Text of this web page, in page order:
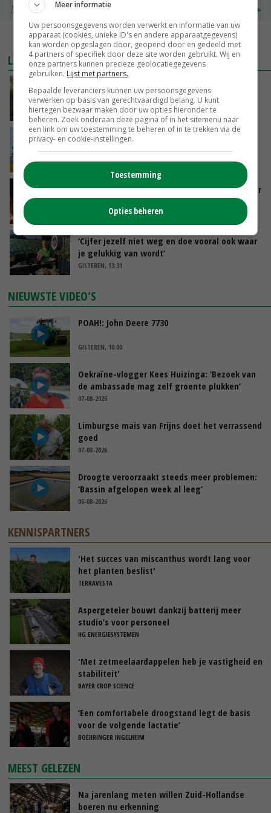
Zuivel NL
MEER MARKTPRIJZEN
LAATSTE NIEUWS
‘Samenwerking A-ware en Amalthea gaat
zorgen voor meer balans’
GISTEREN, 16:01
Internationale vraag naar geitenzuivel blijft
groot: Nederland in Europese top
GISTEREN, 15:33
Vlaamse varkensstapel krimpt, pluimveesector
groeit door schaalvergroting
GISTEREN, 15:20
‘Cijfer jezelf niet weg en doe vooral ook waar
je gelukkig van wordt’
GISTEREN, 13:31
NIEUWSTE VIDEO'S
POAH!: John Deere 7730
GISTEREN, 10:00
Oekraïne-vlogger Kees Huizinga: ‘Bezoek van
de ambassade mag zelf groente plukken’
07-08-2026
Limburgse mais van Frijns doet het verrassend
goed
07-08-2026
Droogte veroorzaakt steeds meer problemen:
‘Bassin afgelopen week al leeg’
06-08-2026
KENNISPARTNERS
'Het succes van miscanthus wordt lang voor
het planten beslist'
TERRAVESTA
Aspergeteler bouwt dankzij batterij meer
studio’s voor personeel
HG ENERGIESYSTEMEN
'Met zetmeelaardappelen heb je vastigheid en
stabiliteit'
BAYER CROP SCIENCE
‘Een comfortabele droogstand legt de basis
voor de volgende lactatie’
BOEHRINGER INGELHEIM
MEEST GELEZEN
Na jarenlang meten willen Zuid-Hollandse
boeren nu erkenning
Meer informatie
Uw persoonsgegevens worden verwerkt en informatie van uw
apparaat (cookies, unieke ID's en andere apparaatgegevens)
kan worden opgeslagen door, geopend door en gedeeld met
4 partners of specifiek door deze site worden gebruikt. Wij en
onze partners kunnen precieze geolocatiegegevens
gebruiken. Lijst met partners.
Bepaalde leveranciers kunnen uw persoonsgegevens
verwerken op basis van gerechtvaardigd belang. U kunt
hiertegen bezwaar maken door uw opties hieronder te
beheren. Zoek onderaan deze pagina of in het sitemenu naar
een link om uw toestemming te beheren of in te trekken via de
privacy- en cookie-instellingen.
Toestemming
Opties beheren